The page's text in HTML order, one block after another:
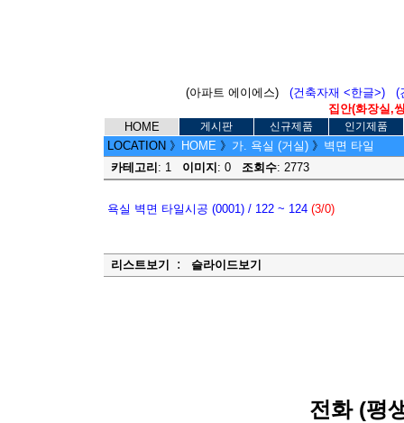
(아파트 에이에스) (건축자재 <한글>)
(
집안(화장실,
HOME
게시판 신규제품 인기제품
LOCATION 》 HOME 》 가. 욕실 (거실) 》 벽면 타일
카테고리 : 1 이미지 : 0 조회수: 2773
욕실 벽면 타일시공 (0001) / 122 ~ 124 (3/0)
리스트보기 : 슬라이드보기
전화 (평